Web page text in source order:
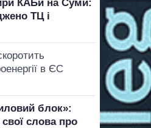
КАБи на Суми:
ТЦ і
в ЄС
блок»:
слова про